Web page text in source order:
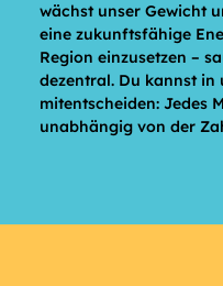
wächst unser Gewicht
eine zukunftsfähige
Region einzusetzen –­
dezentral. Du kannst in
mitentscheiden: Jedes
unabhängig von der